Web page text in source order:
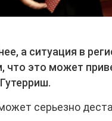
а ситуация в
что это может
серьезно